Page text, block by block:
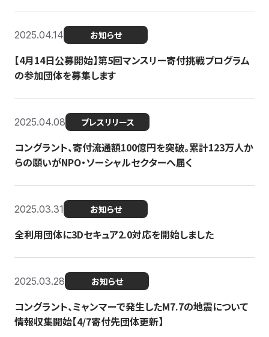
2025.04.14 お知らせ
【4月14日公募開始】第5回マンスリー寄付挑戦プログラム
の参加団体を募集します
2025.04.08 プレスリリース
コングラント、寄付流通額100億円を突破。累計123万人か
らの願いがNPO・ソーシャルセクターへ届く
2025.03.31 お知らせ
全利用団体に3Dセキュア2.0対応を開始しました
2025.03.28 お知らせ
コングラント、ミャンマーで発生したM7.7の地震について
情報収集開始【4/7寄付先団体更新】